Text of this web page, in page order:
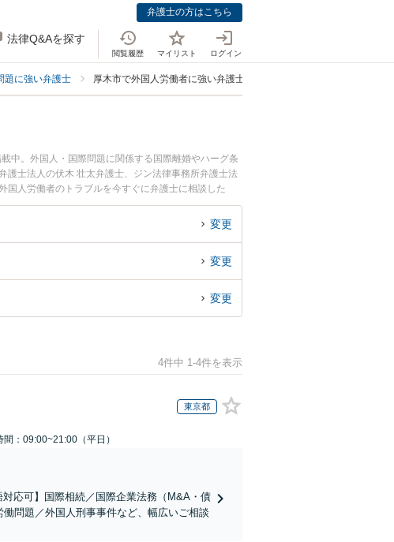
弁護士の方はこちら
法律Q&Aを探す
閲覧履歴 マイリスト ログイン
題に強い弁護士 厚木市で外国人労働者に強い弁護士
中。外国人・国際問題に関係する国際離婚やハーグ条
護士法人の伏木 壮太弁護士、ジン法律事務所弁護士法
国人労働者のトラブルを今すぐに弁護士に相談した
る厚木市内の弁護士に相談予約したい』などでお困り
変更
変更
変更
4件中 1-4件を表示
東京都
間：09:00~21:00（平日）
応可】国際相続／国際企業法務（M&A・債
問題／外国人刑事事件など、幅広いご相談